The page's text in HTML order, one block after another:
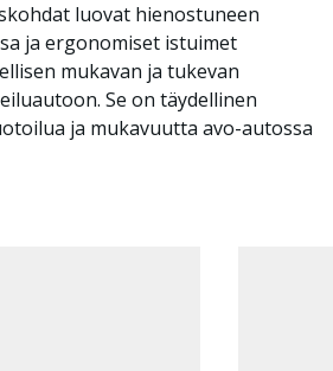
luovat hienostuneen
ja ergonomiset istuimet
mukavan ja tukevan
Se on täydellinen
ja mukavuutta avo-autossa